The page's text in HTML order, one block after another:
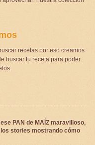
recetas por eso creamos
buscar tu receta para poder
PAN de MAÍZ maravilloso,
stories mostrando cómo